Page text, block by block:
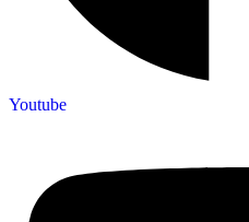
Youtube